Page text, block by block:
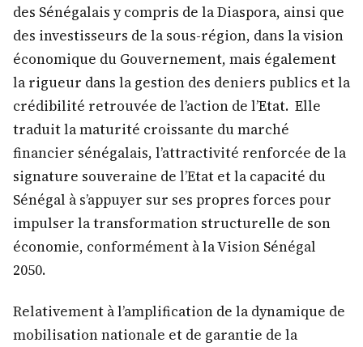
des Sénégalais y compris de la Diaspora, ainsi que
des investisseurs de la sous-région, dans la vision
économique du Gouvernement, mais également
la rigueur dans la gestion des deniers publics et la
crédibilité retrouvée de l’action de l’Etat. Elle
traduit la maturité croissante du marché
financier sénégalais, l’attractivité renforcée de la
signature souveraine de l’Etat et la capacité du
Sénégal à s’appuyer sur ses propres forces pour
impulser la transformation structurelle de son
économie, conformément à la Vision Sénégal
2050.
Relativement à l’amplification de la dynamique de
mobilisation nationale et de garantie de la